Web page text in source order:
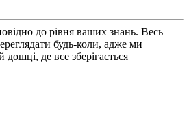
до рівня ваших знань. Весь
будь-коли, адже ми
де все зберігається